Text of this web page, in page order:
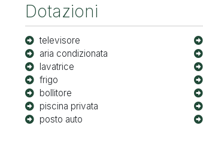
Dotazioni
televisore
aria condizionata
lavatrice
frigo
bollitore
piscina privata
posto auto